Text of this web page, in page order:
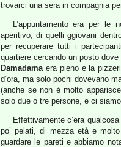
trovarci una sera in compagnia
L’appuntamento era per le
aperitivo, di quelli ggiovani
per recuperare tutti i
quartiere cercando un posto
Damadamaera pieno e la
d’ora, ma solo pochi dovevano
(anche se non è molto
solo due o tre persone, e ci
Effettivamente c’era
po’ pelati, di mezza età e
guardare le pareti e abbiamo